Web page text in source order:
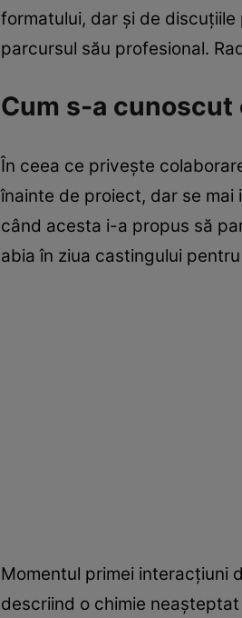
formatului, dar și de
parcursul său profesional.
Cum s-a cunoscut
În ceea ce privește
înainte de proiect, dar se
când acesta i-a propus să
abia în ziua castingului pentru
Momentul primei interacțiuni
descriind o chimie